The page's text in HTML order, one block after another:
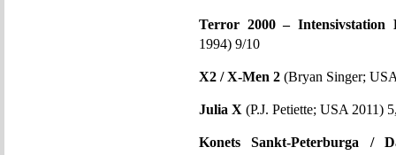
Terror 2000 – Intensivstation
1994) 9/10
X2 / X-Men 2 (Bryan Singer;
Julia X (P.J. Petiette; USA 2011)
Konets Sankt-Peterburga /